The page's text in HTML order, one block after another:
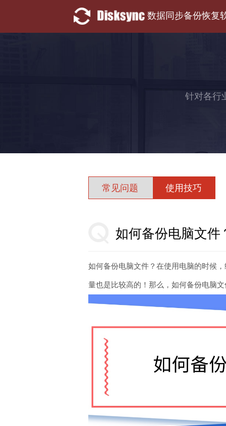
数据同步备份恢复
针对各行
常见问题 使用技巧
如何备份电脑文件
如何备份电脑文件？在使用电脑的时候
量也是比较高的！那么，如何备份电脑